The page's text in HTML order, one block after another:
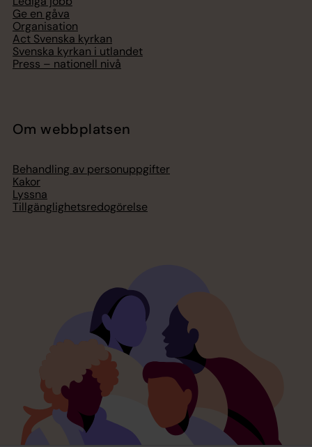
Ge en gåva
Organisation
Act Svenska kyrkan
Svenska kyrkan i utlandet
Press – nationell nivå
Om webbplatsen
Behandling av personuppgifter
Kakor
Lyssna
Tillgänglighetsredogörelse